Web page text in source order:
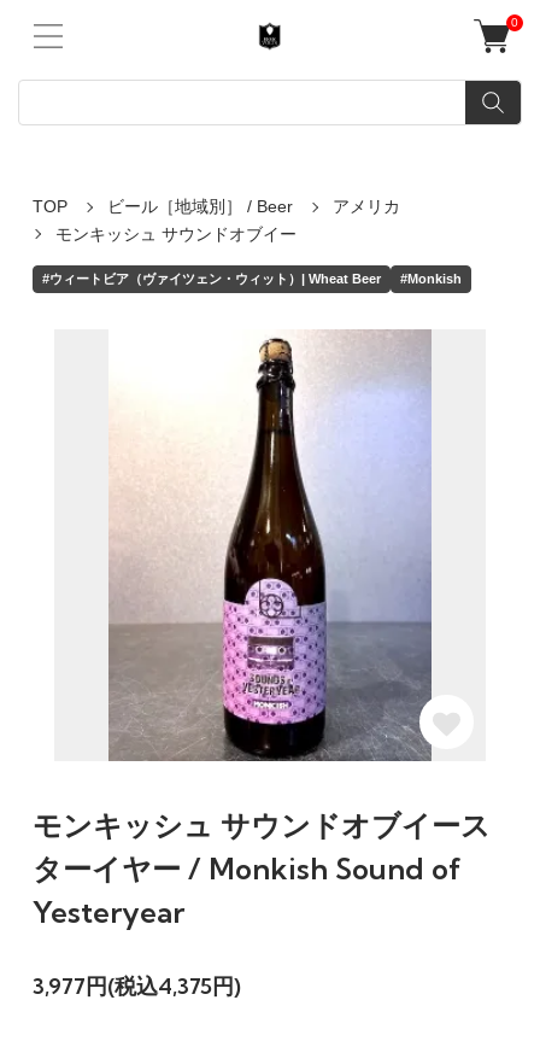
0
TOP ビール［地域別］ / Beer
アメリカ
モンキッシュ サウンドオブイー
#ウィートビア（ヴァイツェン・ウィット）| Wheat Beer #Monkish
モンキッシュ サウンドオブイース
ターイヤー / Monkish Sound of
Yesteryear
3,977円(税込4,375円)